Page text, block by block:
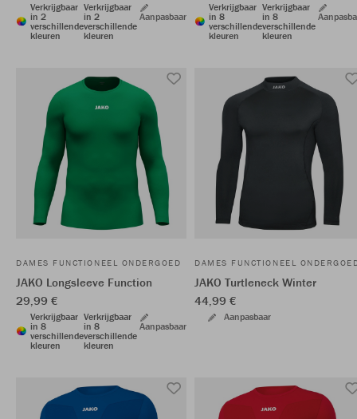
Verkrijgbaar
in 2
verschillende
kleuren
Verkrijgbaar
in 2
verschillende
kleuren
Aanpasbaar
Verkrijgbaar
in 8
verschillende
kleuren
Verkrijgbaar
in 8
verschillende
kleuren
DAMES FUNCTIONEEL ONDERGOED
JAKO Longsleeve Function
29,99 €
Verkrijgbaar
in 8
verschillende
kleuren
Verkrijgbaar
in 8
verschillende
kleuren
Aanpasbaar
DAMES FUNCTIONEEL
JAKO Turtleneck Winter
44,99 €
Aanpasbaar